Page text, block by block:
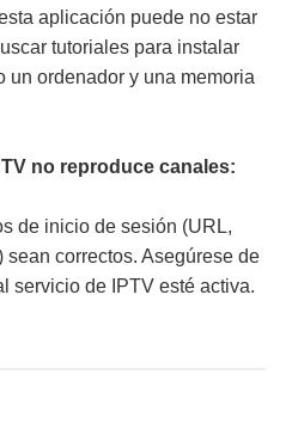
aplicación puede no estar
tutoriales para instalar
un ordenador y una memoria
no reproduce canales:
de inicio de sesión (URL,
sean correctos. Asegúrese de
servicio de IPTV esté activa.